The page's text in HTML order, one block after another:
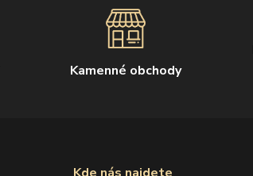
Kamenné obchody